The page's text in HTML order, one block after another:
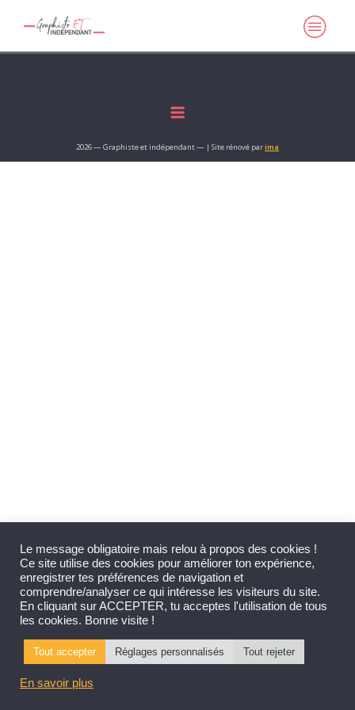
2026 — Graphiste et indépendant — | Site rénové parima
Le message obligatoire mais relou à propos des cookies !
Ce site utilise des cookies pour améliorer ton expérience,
enregistrer tes préférences de navigation et
comprendre/analyser ce qui intéresse les visiteurs du site.
En cliquant sur ACCEPTER, tu acceptes l'utilisation de tous
les cookies. Bonne visite !
Tout accepter Réglages personnalisés Tout rejeter
En savoir plus